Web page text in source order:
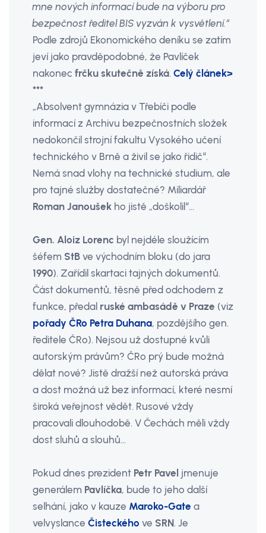
mne nových informací bude na výboru pro
bezpečnost ředitel BIS vyzván k vysvětlení.“
Podle zdrojů Ekonomického deníku se zatím
jeví jako pravděpodobné, že Pavlíček
nakonec frčku skutečně získá. Celý článek>
***
„Absolvent gymnázia v Třebíči podle
informací z Archivu bezpečnostních složek
nedokončil strojní fakultu Vysokého učení
technického v Brně a živil se jako řidič“.
Nemá snad vlohy na technické studium, ale
pro tajné služby dostatečné? Miliardář
Roman Janoušek ho jistě „doškolil“…
Gen. Aloiz Lorenc byl nejdéle sloužícím
šéfem StB ve východním bloku (do jara
1990). Zařídil skartaci tajných dokumentů.
Část dokumentů, těsně před odchodem z
funkce, předal ruské ambasádě v Praze (viz
pořady ČRo Petra Duhana, pozdějšího gen.
ředitele ČRo). Nejsou už dostupné kvůli
autorským právům? ČRo prý bude možná
dělat nové? Jistě dražší než autorská práva
a dost možná už bez informací, které nesmí
široká veřejnost vědět. Rusové vždy
pracovali dlouhodobě. V Čechách měli vždy
dost sluhů a slouhů…
Pokud dnes prezident Petr Pavel jmenuje
generálem Pavlíčka, bude to jeho další
selhání, jako v kauze Maroko-Gate a
velvyslance Čisteckého ve SRN. Je